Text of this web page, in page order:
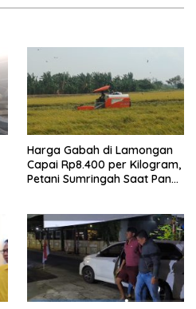
Harga Gabah di Lamongan
Capai Rp8.400 per Kilogram,
Petani Sumringah Saat Panen